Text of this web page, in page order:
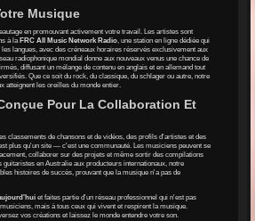
Musique
en promouvant activement votre travail. Les artistes sont
à la FRC All Music Network Radio, une station en ligne dédiée qui
les langues, avec des créneaux horaires réservés exclusivement aux
radiophonique mondial donne aux nouveaux venus une chance de
diffusant un mélange de contenu en anglais et en allemand tout
Que ce soit du rock, du classique, du schlager ou autre, notre
atteignent les oreilles du monde entier.
Pour La Collaboration Et
classements de chansons et de vidéos, des profils d'artistes et des
plus qu'un site — c'est une communauté. Les musiciens peuvent se
collaborer sur des projets et même sortir des compilations
en Australie aux producteurs internationaux, notre
histoires de succès, prouvant que la musique n'a pas de
et faites partie d'un réseau professionnel qui n'est pas
mais à tous ceux qui vivent et respirent la musique.
vos créations et laissez le monde entendre votre son.